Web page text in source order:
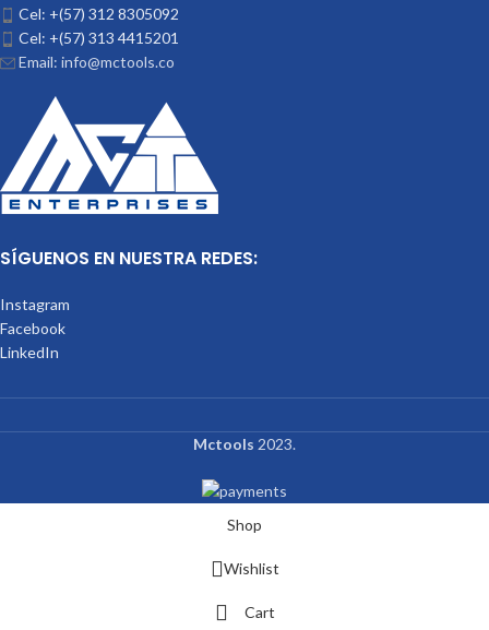
Cel: +(57) 312 8305092
Cel: +(57) 313 4415201
Email: info@mctools.co
SÍGUENOS EN NUESTRA REDES:
Instagram
Facebook
LinkedIn
Mctools 2023.
Shop
Wishlist
Cart